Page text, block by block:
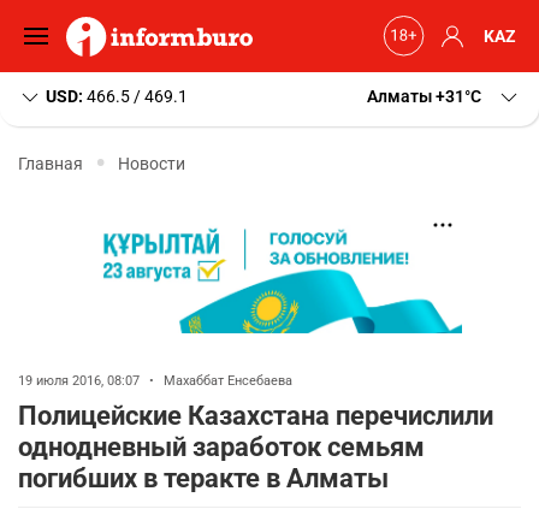
KAZ
USD: 466.5 / 469.1 Алматы+31 C
Главная Новости
19 июля 2016, 08:07 • Махаббат Енсебаева
Полицейские Казахстана перечислили
однодневный заработок семьям
погибших в теракте в Алматы